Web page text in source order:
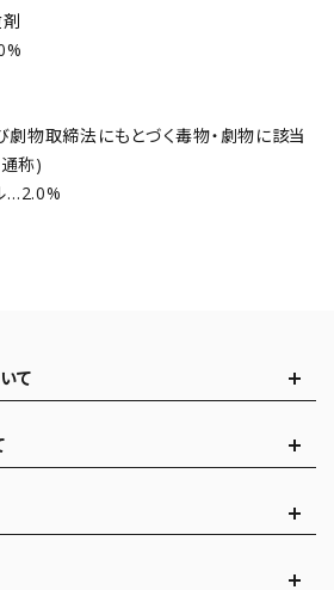
劇物取締法にもとづく毒物・劇物に該当
称)
…2.0%
て